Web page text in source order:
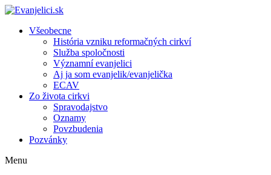
Všeobecne
História vzniku reformačných cirkví
Služba spoločnosti
Významní evanjelici
Aj ja som evanjelik/evanjelička
ECAV
Zo života cirkvi
Spravodajstvo
Oznamy
Povzbudenia
Pozvánky
Menu